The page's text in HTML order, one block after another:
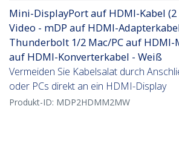
Mini-DisplayPort auf HDMI-Kabel (2
Video - mDP auf HDMI-
Thunderbolt 1/2 Mac/PC auf
auf HDMI-Konverterkabel - Weiß
Vermeiden Sie Kabelsalat durch
oder PCs direkt an ein HDMI-Display
Produkt-ID: MDP2HDMM2MW